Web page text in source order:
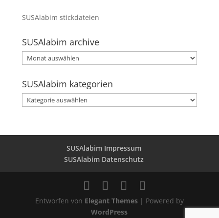
SUSAlabim stickdateien
SUSAlabim archive
SUSAlabim
archive
SUSAlabim kategorien
SUSAlabim
kategorien
SUSAlabim Impressum
SUSAlabim Datenschutz
Entworfen von Elegant Themes| Powered by
WordPress